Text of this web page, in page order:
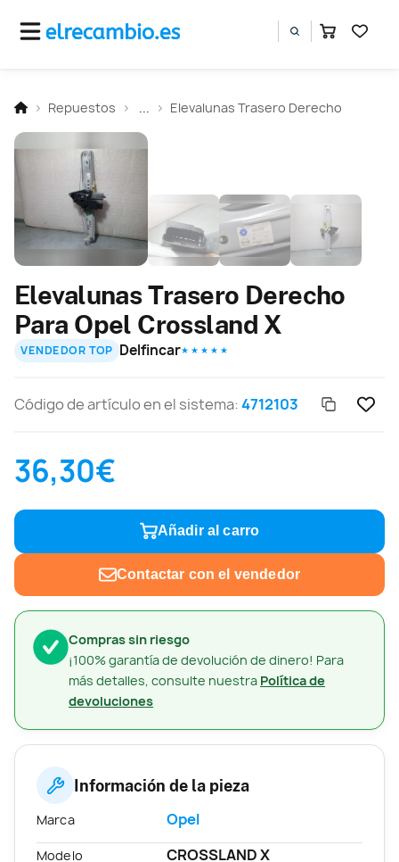
Repuestos Elevalunas Trasero Derecho
Compras sin riesgo
¡100% garantía de devolución de dinero! Para
más detalles, consulte nuestra Política de
devoluciones
Elevalunas Trasero Derecho
Para Opel Crossland X
VENDEDOR TOP Delfincar★ ★ ★ ★ ★
Código de artículo en el sistema:4712103
36,30€
Añadir al carro
Contactar con el vendedor
Información de la pieza
Marca Opel
Modelo CROSSLAND X